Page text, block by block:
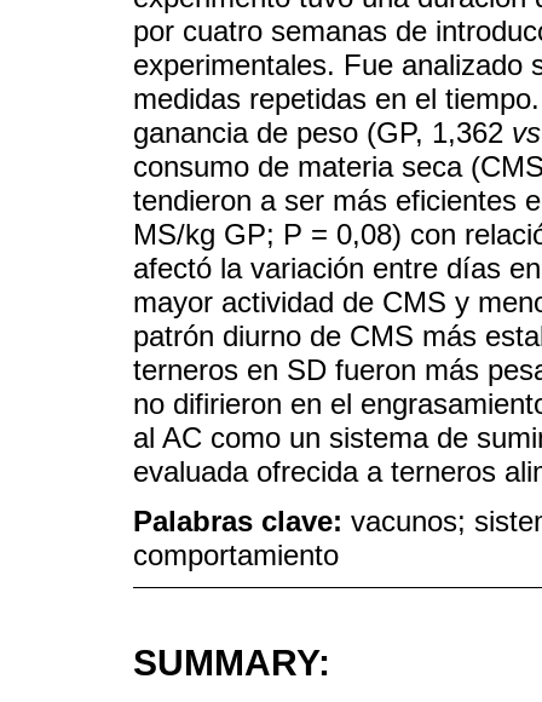
por cuatro semanas de
experimentales. Fue analizado
medidas repetidas en el
ganancia de peso (GP, 1,362
consumo de materia seca
tendieron a ser más eficientes
MS/kg GP; P = 0,08) con
afectó la variación entre días
mayor actividad de CMS y
patrón diurno de CMS más
terneros en SD fueron más
no difirieron en el
al AC como un sistema de
evaluada ofrecida a terneros
Palabras clave: vacunos;
comportamiento
SUMMARY: